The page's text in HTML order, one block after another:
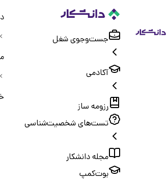
جست‌و‌جوی شغل
آکادمی
رزومه ساز
تست‌های شخصیت‌شناسی
مجله دانشکار
بوت‌کمپ